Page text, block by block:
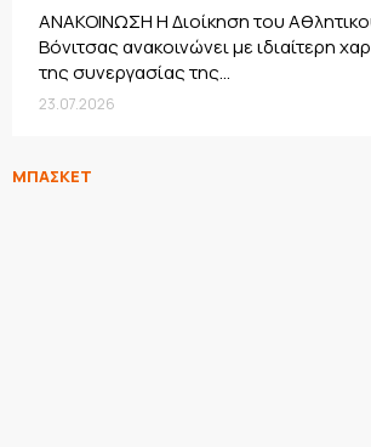
ΑΝΑΚΟΙΝΩΣΗ Η Διοίκηση του
Βόνιτσας ανακοινώνει με ιδιαίτερη
της συνεργασίας της...
23.07.2026
ΜΠΑΣΚΕΤ